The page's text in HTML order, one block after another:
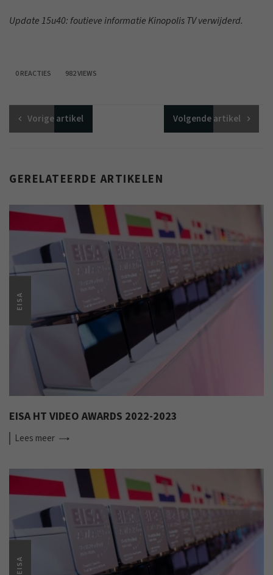
Update 15u40: foutieve informatie Kinopolis TV verwijderd.
0 REACTIES 982 VIEWS
Vorigeartikel Volgendeartikel
GERELATEERDE ARTIKELEN
EISA
EISA HT VIDEO AWARDS 2022-2023
Lees meer
EISA